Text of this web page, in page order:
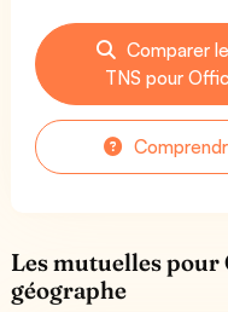
Comparer
TNS pour
Les mutuelles
géographe